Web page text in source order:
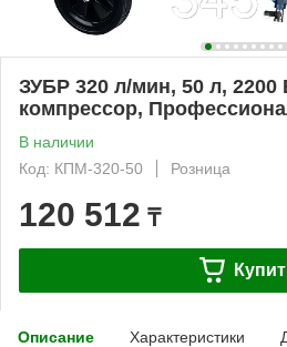
ЗУБР 320 л/мин, 50 л,
компрессор,
В наличии
Код: КПМ-320-50
Розница
120 512 ₸
Описание Характеристики